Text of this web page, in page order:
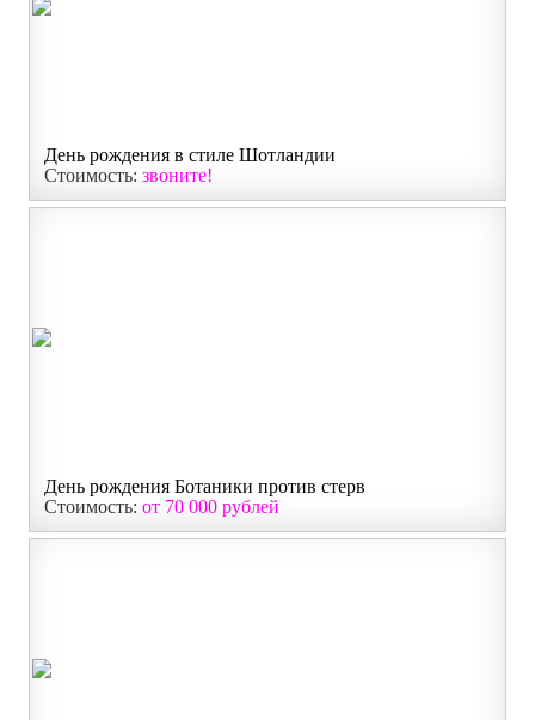
День рождения в стиле Шотландии
Стоимость: звоните!
День рождения Ботаники против стерв
Стоимость: от 70 000 рублей